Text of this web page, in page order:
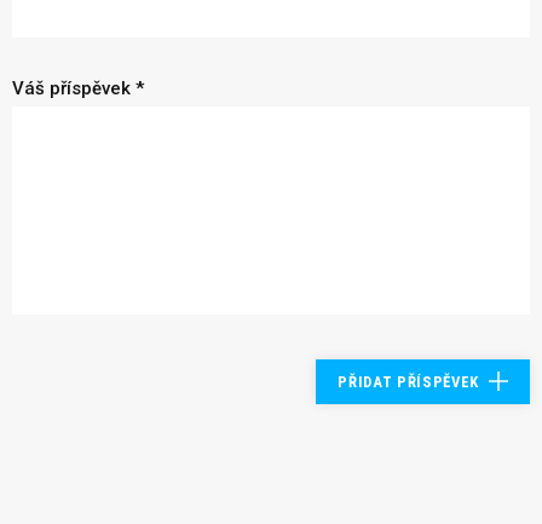
Váš příspěvek *
PŘIDAT PŘÍSPĚVEK